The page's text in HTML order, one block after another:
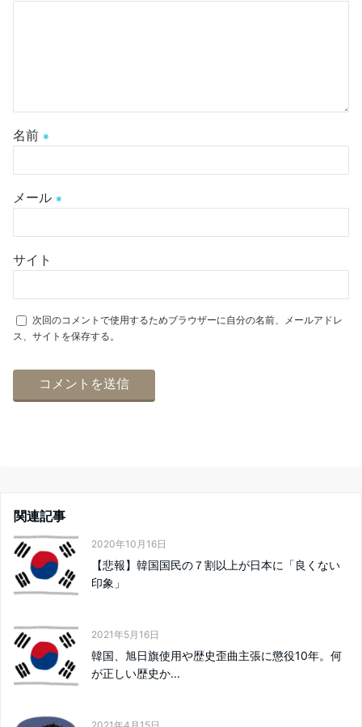
名前 ※
メール ※
サイト
次回のコメントで使用するためブラウザーに自分の名前、メールアドレ
ス、サイトを保存する。
関連記事
2020年10月16日
【悲報】韓国国民の７割以上が日本に「良くない
印象」
2021年5月16日
韓国、旭日旗使用や歴史歪曲主張に懲役10年。何
が正しい歴史か...